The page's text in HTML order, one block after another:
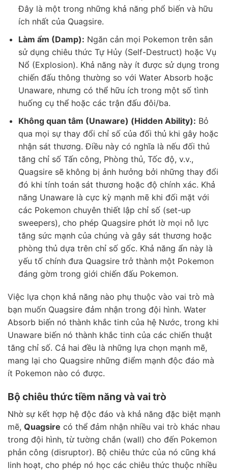
Đây là một trong những khả năng phổ biến và hữu
ích nhất của Quagsire.
Làm ẩm (Damp): Ngăn cản mọi Pokemon trên sân
sử dụng chiêu thức Tự Hủy (Self-Destruct) hoặc Vụ
Nổ (Explosion). Khả năng này ít được sử dụng trong
chiến đấu thông thường so với Water Absorb hoặc
Unaware, nhưng có thể hữu ích trong một số tình
huống cụ thể hoặc các trận đấu đôi/ba.
Không quan tâm (Unaware) (Hidden Ability): Bỏ
qua mọi sự thay đổi chỉ số của đối thủ khi gây hoặc
nhận sát thương. Điều này có nghĩa là nếu đối thủ
tăng chỉ số Tấn công, Phòng thủ, Tốc độ, v.v.,
Quagsire sẽ không bị ảnh hưởng bởi những thay đổi
đó khi tính toán sát thương hoặc độ chính xác. Khả
năng Unaware là cực kỳ mạnh mẽ khi đối mặt với
các Pokemon chuyên thiết lập chỉ số (set-up
sweepers), cho phép Quagsire phớt lờ mọi nỗ lực
tăng sức mạnh của chúng và gây sát thương hoặc
phòng thủ dựa trên chỉ số gốc. Khả năng ẩn này là
yếu tố chính đưa Quagsire trở thành một Pokemon
đáng gờm trong giới chiến đấu Pokemon.
Việc lựa chọn khả năng nào phụ thuộc vào vai trò mà
bạn muốn Quagsire đảm nhận trong đội hình. Water
Absorb biến nó thành khắc tinh của hệ Nước, trong khi
Unaware biến nó thành khắc tinh của các chiến thuật
tăng chỉ số. Cả hai đều là những lựa chọn mạnh mẽ,
mang lại cho Quagsire những điểm mạnh độc đáo mà
ít Pokemon nào có được.
Bộ chiêu thức tiềm năng và vai trò
Nhờ sự kết hợp hệ độc đáo và khả năng đặc biệt mạnh
mẽ, Quagsire có thể đảm nhận nhiều vai trò khác nhau
trong đội hình, từ tường chắn (wall) cho đến Pokemon
phản công (disruptor). Bộ chiêu thức của nó cũng khá
linh hoạt, cho phép nó học các chiêu thức thuộc nhiều